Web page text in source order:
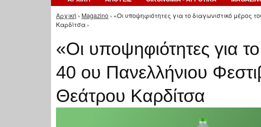
Είστε εδώ
Αρχική › Magazino › «Οι υποψηφιότητες για το διαγωνιστικό μέρος
Καρδίτσα ›
«Οι υποψηφιότητες για
40 ου Πανελλήνιου
Θεάτρου Καρδίτσα